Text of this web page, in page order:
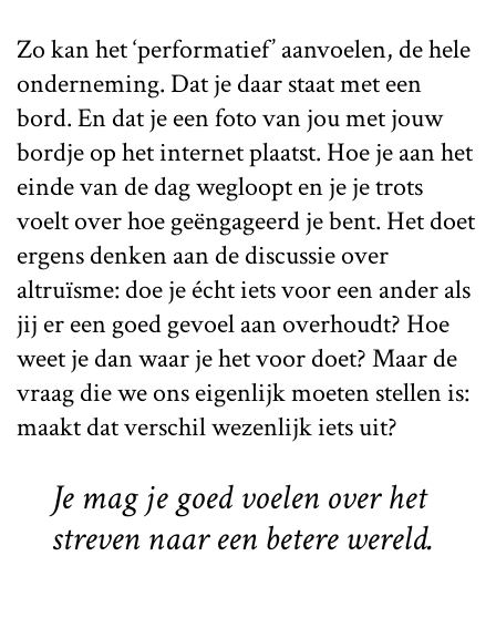
Zo kan het ‘performatief’ aanvoelen, de hele
onderneming. Dat je daar staat met een
bord. En dat je een foto van jou met jouw
bordje op het internet plaatst. Hoe je aan het
einde van de dag wegloopt en je je trots
voelt over hoe geëngageerd je bent. Het doet
ergens denken aan de discussie over
altruïsme: doe je écht iets voor een ander als
jij er een goed gevoel aan overhoudt? Hoe
weet je dan waar je het voor doet? Maar de
vraag die we ons eigenlijk moeten stellen is:
maakt dat verschil wezenlijk iets uit?
Je mag je goed voelen over het
streven naar een betere wereld.